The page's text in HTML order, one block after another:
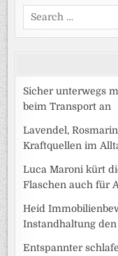
Search
for:
Sicher unterwegs
beim Transport an
Lavendel,
Kraftquellen im
Luca Maroni kürt
Flaschen auch für
Heid
Instandhaltung
Entspannter